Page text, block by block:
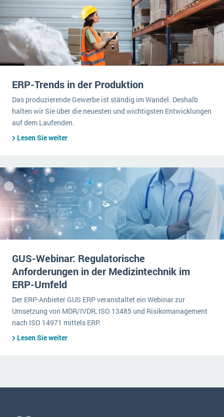
ERP-Trends in der Produktion
Das produzierende Gewerbe ist ständig im Wandel. Deshalb
halten wir Sie über die neuesten und wichtigsten Entwicklungen
auf dem Laufenden.
Lesen Sie weiter
GUS-Webinar: Regulatorische
Anforderungen in der Medizintechnik im
ERP-Umfeld
Der ERP-Anbieter GUS ERP veranstaltet ein Webinar zur
Umsetzung von MDR/IVDR, ISO 13485 und Risikomanagement
nach ISO 14971 mittels ERP.
Lesen Sie weiter